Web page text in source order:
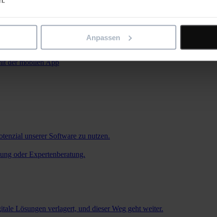
Anpassen
der mobilen App
unserer Software zu nutzen.
oder Expertenberatung.
Lösungen verlagert, und dieser Weg geht weiter.